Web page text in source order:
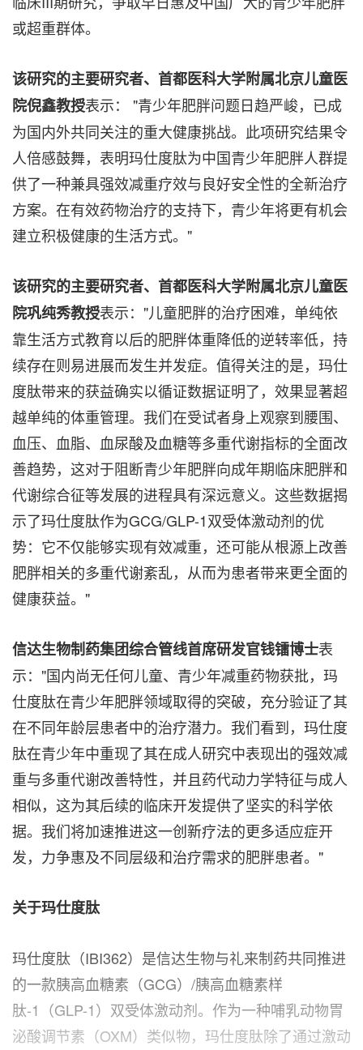
或超重群体。
该研究的主要研究者、首都医科大学附属北京儿童医
院倪鑫教授表示： "青少年肥胖问题日趋严峻，已成
为国内外共同关注的重大健康挑战。此项研究结果令
人倍感鼓舞，表明玛仕度肽为中国青少年肥胖人群提
供了一种兼具强效减重疗效与良好安全性的全新治疗
方案。在有效药物治疗的支持下，青少年将更有机会
建立积极健康的生活方式。"
该研究的主要研究者、首都医科大学附属北京儿童医
院巩纯秀教授表示："儿童肥胖的治疗困难，单纯依
靠生活方式教育以后的肥胖体重降低的逆转率低，持
续存在则易进展而发生并发症。值得关注的是，玛仕
度肽带来的获益确实以循证数据证明了，效果显著超
越单纯的体重管理。我们在受试者身上观察到腰围、
血压、血脂、血尿酸及血糖等多重代谢指标的全面改
善趋势，这对于阻断青少年肥胖向成年期临床肥胖和
代谢综合征等发展的进程具有深远意义。这些数据揭
示了玛仕度肽作为GCG/GLP-1双受体激动剂的优
势：它不仅能够实现有效减重，还可能从根源上改善
肥胖相关的多重代谢紊乱，从而为患者带来更全面的
健康获益。"
信达生物制药集团综合管线首席研发官钱镭博士表
示："国内尚无任何儿童、青少年减重药物获批，玛
仕度肽在青少年肥胖领域取得的突破，充分验证了其
在不同年龄层患者中的治疗潜力。我们看到，玛仕度
肽在青少年中重现了其在成人研究中表现出的强效减
重与多重代谢改善特性，并且药代动力学特征与成人
相似，这为其后续的临床开发提供了坚实的科学依
据。我们将加速推进这一创新疗法的更多适应症开
发，力争惠及不同层级和治疗需求的肥胖患者。"
关于玛仕度肽
玛仕度肽（IBI362）是信达生物与礼来制药共同推进
的一款胰高血糖素（GCG）/胰高血糖素样
肽-1（GLP-1）双受体激动剂。作为一种哺乳动物胃
泌酸调节素（OXM）类似物，玛仕度肽除了通过激动